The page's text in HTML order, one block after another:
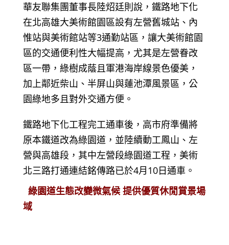
華友聯集團董事長陸炤廷則說，鐵路地下化
在北高雄大美術館園區設有左營舊城站、內
惟站與美術館站等3通勤站區，讓大美術館園
區的交通便利性大幅提高，尤其是左營眷改
區一帶，綠樹成蔭且軍港海岸線景色優美，
加上鄰近柴山、半屏山與蓮池潭風景區，公
園綠地多且對外交通方便。
鐵路地下化工程完工通車後，高市府準備將
原本鐵道改為綠園道，並陸續動工鳳山、左
營與高雄段，其中左營段綠園道工程，美術
北三路打通連結銘傳路已於4月10日通車。
綠園道生態改變微氣候 提供優質休閒賞景場
域